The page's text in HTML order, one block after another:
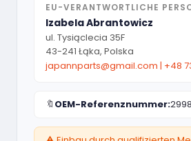
EU-VERANTWORTLICHE
Izabela Abrantowicz
ul. Tysiąclecia 35F
43-241 Łąka, Polska
japannparts@gmail.com | +48
🔖 OEM-Referenznummer: